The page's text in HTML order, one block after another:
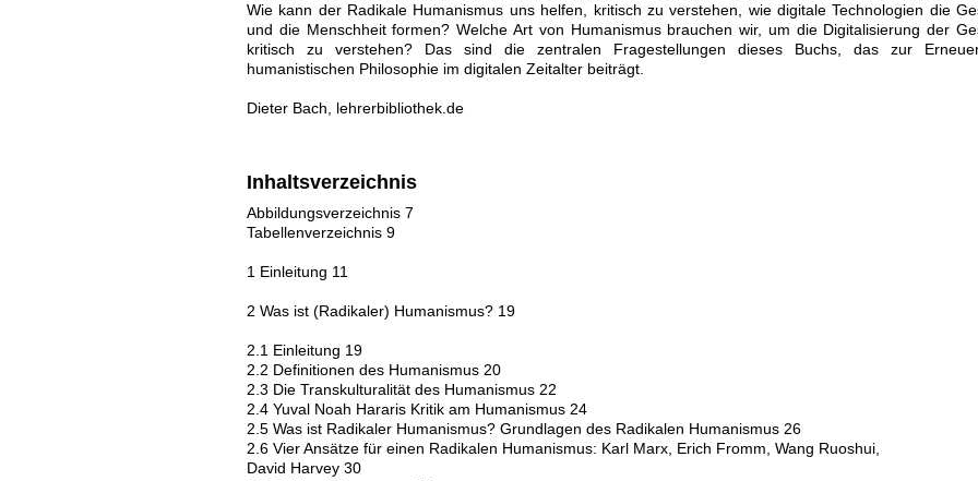
Wie kann der Radikale Humanismus uns helfen, kritisch zu verstehen, wie digitale Technologien die
und die Menschheit formen? Welche Art von Humanismus brauchen wir, um die Digitalisierung der
kritisch zu verstehen? Das sind die zentralen Fragestellungen dieses Buchs, das zur
humanistischen Philosophie im digitalen Zeitalter beiträgt.
Dieter Bach, lehrerbibliothek.de
Inhaltsverzeichnis
Abbildungsverzeichnis 7
Tabellenverzeichnis 9
1 Einleitung 11
2 Was ist (Radikaler) Humanismus? 19
2.1 Einleitung 19
2.2 Definitionen des Humanismus 20
2.3 Die Transkulturalität des Humanismus 22
2.4 Yuval Noah Hararis Kritik am Humanismus 24
2.5 Was ist Radikaler Humanismus? Grundlagen des Radikalen Humanismus 26
2.6 Vier Ansätze für einen Radikalen Humanismus: Karl Marx, Erich Fromm, Wang Ruoshui,
David Harvey 30